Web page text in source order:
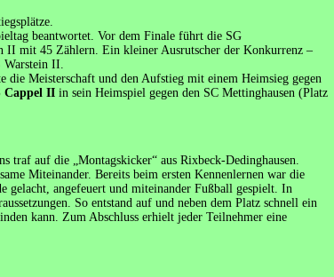
beantwortet. Vor dem Finale führt die SG
mit 45 Zählern. Ein kleiner Ausrutscher der Konkurrenz –
Warstein II.
Meisterschaft und den Aufstieg mit einem Heimsieg gegen
Cappel II in sein Heimspiel gegen den SC Mettinghausen (Platz
traf auf die „Montagskicker“ aus Rixbeck-Dedinghausen.
Miteinander. Bereits beim ersten Kennenlernen war die
gelacht, angefeuert und miteinander Fußball gespielt. In
So entstand auf und neben dem Platz schnell ein
kann. Zum Abschluss erhielt jeder Teilnehmer eine